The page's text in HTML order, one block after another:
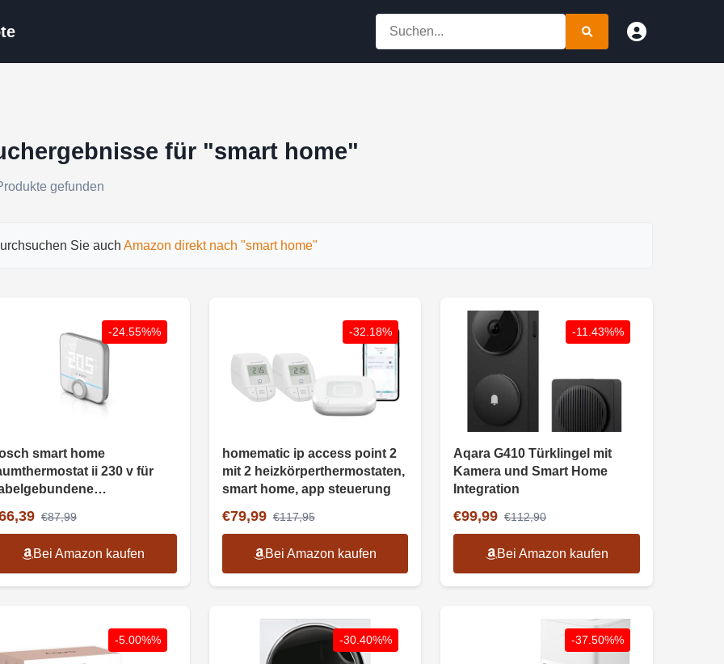
für "smart home"
gefunden
Sie auch Amazon direkt nach "smart home"
-24.55%%
smart home
ii 230 v für
€87,99
Bei Amazon kaufen
-32.18%
homematic ip access point 2
mit 2 heizkörperthermostaten,
smart home, app steuerung
€79,99 €117,95
Bei Amazon kaufen
-11.43%%
Aqara G410 Türklingel mit
Kamera und Smart Home
Integration
€99,99 €112,90
Bei Amazon kaufen
-5.00%% -30.40%% -37.50%%